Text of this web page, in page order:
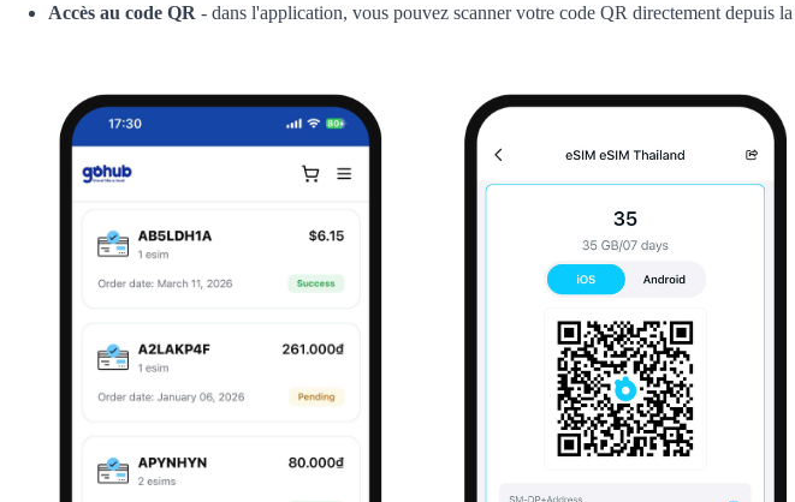
Accès au code QR - dans l'application, vous pouvez scanner votre code QR directement depuis